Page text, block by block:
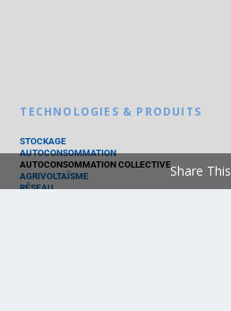
TECHNOLOGIES & PRODUITS
STOCKAGE
AUTOCONSOMMATION
AUTOCONSOMMATION COLLECTIVE
AGRIVOLTAÏSME
RÉSEAU
Share This